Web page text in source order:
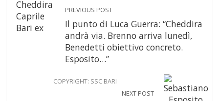
PREVIOUS POST
Il punto di Luca Guerra: “Cheddira
andrà via. Brenno arriva lunedì,
Benedetti obiettivo concreto.
Esposito…”
COPYRIGHT: SSC BARI
NEXT POST